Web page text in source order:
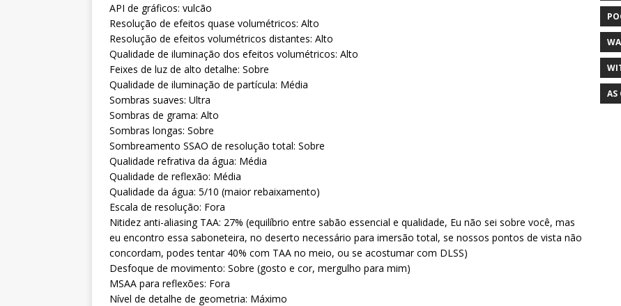
API de gráficos: vulcão
Resolução de efeitos quase volumétricos: Alto
Resolução de efeitos volumétricos distantes: Alto
Qualidade de iluminação dos efeitos volumétricos: Alto
Feixes de luz de alto detalhe: Sobre
Qualidade de iluminação de partícula: Média
Sombras suaves: Ultra
Sombras de grama: Alto
Sombras longas: Sobre
Sombreamento SSAO de resolução total: Sobre
Qualidade refrativa da água: Média
Qualidade de reflexão: Média
Qualidade da água: 5/10 (maior rebaixamento)
Escala de resolução: Fora
Nitidez anti-aliasing TAA: 27% (equilíbrio entre sabão essencial e qualidade, Eu não sei sobre você, mas
eu encontro essa saboneteira, no deserto necessário para imersão total, se nossos pontos de vista não
concordam, podes tentar 40% com TAA no meio, ou se acostumar com DLSS)
Desfoque de movimento: Sobre (gosto e cor, mergulho para mim)
MSAA para reflexões: Fora
Nível de detalhe de geometria: Máximo
AS